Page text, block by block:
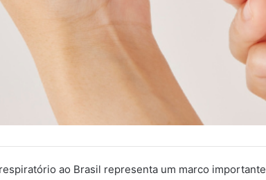
ao Brasil representa um marco importante